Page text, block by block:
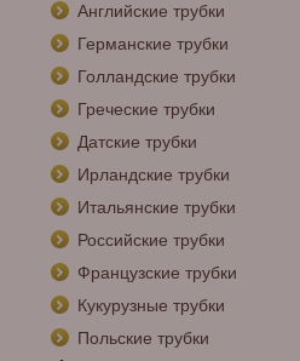
Английские трубки
Германские трубки
Голландские трубки
Греческие трубки
Датские трубки
Ирландские трубки
Итальянские трубки
Российские трубки
Французские трубки
Кукурузные трубки
Польские трубки